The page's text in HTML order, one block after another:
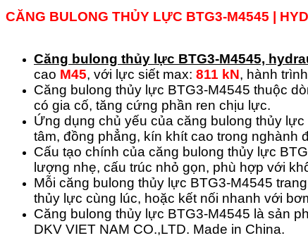
CĂNG BULONG THỦY LỰC BTG3-M4545 |
Căng bulong thủy lực BTG3-M4545,
cao M45, với lực siết max: 811 kN, hành
Căng bulong thủy lực BTG3-M4545 thuộc
có gia cố, tăng cứng phần ren chịu lực.
Ứng dụng chủ yếu của căng bulong thủy
tâm, đồng phẳng, kín khít cao trong nghành
Cấu tạo chính của căng bulong thủy lực
lượng nhẹ, cấu trúc nhỏ gọn, phù hợp với
Mỗi căng bulong thủy lực BTG3-M4545
thủy lực cùng lúc, hoặc kết nối nhanh với
Căng bulong thủy lực BTG3-M4545 là sản
DKV VIET NAM CO.,LTD. Made in China.